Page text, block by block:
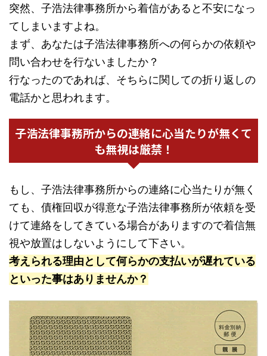
突然、子浩法律事務所から着信があると不安になっ
てしまいますよね。
まず、あなたは子浩法律事務所への何らかの依頼や
問い合わせを行ないましたか？
行なったのであれば、そちらに関しての折り返しの
電話かと思われます。
子浩法律事務所からの連絡に心当たりが無くて
も無視は厳禁！
もし、子浩法律事務所からの連絡に心当たりが無く
ても、債権回収が得意な子浩法律事務所が依頼を受
けて連絡をしてきている場合がありますので着信無
視や放置はしないようにして下さい。
考えられる理由として何らかの支払いが遅れている
といった事はありませんか？